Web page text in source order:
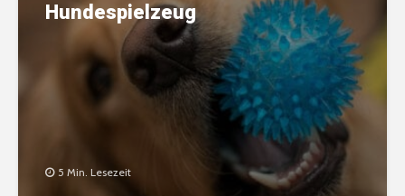
Hundespielzeug
5 Min. Lesezeit